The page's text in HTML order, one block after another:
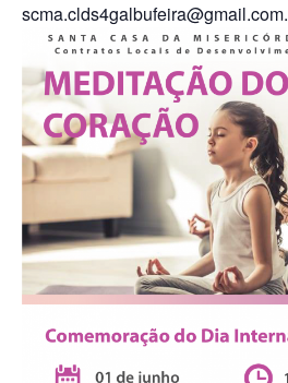
scma.clds4galbufeira@gmail.com.